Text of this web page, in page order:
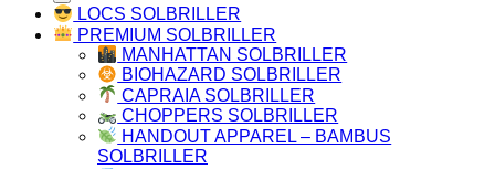
LOCS SOLBRILLER
PREMIUM SOLBRILLER
MANHATTAN SOLBRILLER
BIOHAZARD SOLBRILLER
CAPRAIA SOLBRILLER
CHOPPERS SOLBRILLER
HANDOUT APPAREL – BAMBUS
SOLBRILLER